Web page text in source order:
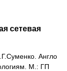
сетевая
Англо
М.: ГП